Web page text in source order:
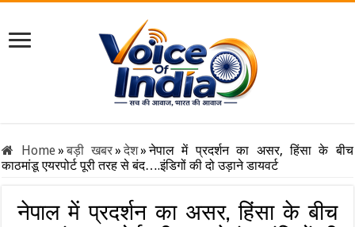
Home»बड़ी खबर» देश» नेपाल में प्रदर्शन का असर, हिंसा के बीच
काठमांडू एयरपोर्ट पूरी तरह से बंद….इंडिगों की दो उड़ाने डायवर्ट
नेपाल में प्रदर्शन का असर, हिंसा के बीच